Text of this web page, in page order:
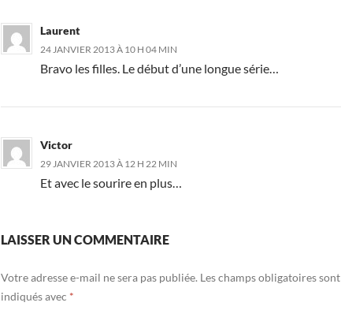
Laurent
24 JANVIER 2013 À 10 H 04 MIN
Bravo les filles. Le début d’une longue série…
Victor
29 JANVIER 2013 À 12 H 22 MIN
Et avec le sourire en plus…
LAISSER UN COMMENTAIRE
Votre adresse e-mail ne sera pas publiée. Les champs obligatoires sont
indiqués avec *